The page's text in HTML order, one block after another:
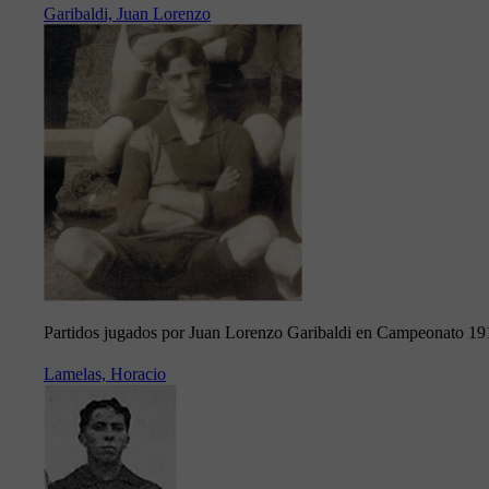
Garibaldi, Juan Lorenzo
Partidos jugados por Juan Lorenzo Garibaldi en Campeonato
Lamelas, Horacio